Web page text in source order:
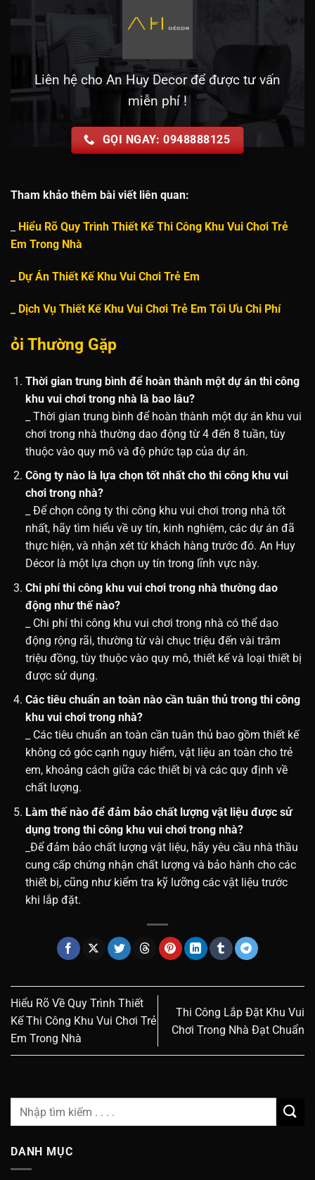
Liên hệ cho An Huy Decor để được tư vấn
miễn phí !
GỌI NGAY: 0948888125
Tham khảo thêm bài viết liên quan:
Hiểu Rõ Quy Trình Thiết Kế Thi Công Khu Vui Chơi Trẻ
Em Trong Nhà
Dự Án Thiết Kế Khu Vui Chơi Trẻ Em
Dịch Vụ Thiết Kế Khu Vui Chơi Trẻ Em Tối Ưu Chi Phí
ỏi Thường Gặp
Thời gian trung bình để hoàn thành một dự án thi công
khu vui chơi trong nhà là bao lâu?
_ Thời gian trung bình để hoàn thành một dự án khu vui
chơi trong nhà thường dao động từ 4 đến 8 tuần, tùy
thuộc vào quy mô và độ phức tạp của dự án.
Công ty nào là lựa chọn tốt nhất cho thi công khu vui
chơi trong nhà?
_ Để chọn công ty thi công khu vui chơi trong nhà tốt
nhất, hãy tìm hiểu về uy tín, kinh nghiệm, các dự án đã
thực hiện, và nhận xét từ khách hàng trước đó. An Huy
Décor là một lựa chọn uy tín trong lĩnh vực này.
Chi phí thi công khu vui chơi trong nhà thường dao
động như thế nào?
_ Chi phí thi công khu vui chơi trong nhà có thể dao
động rộng rãi, thường từ vài chục triệu đến vài trăm
triệu đồng, tùy thuộc vào quy mô, thiết kế và loại thiết bị
được sử dụng.
Các tiêu chuẩn an toàn nào cần tuân thủ trong thi công
khu vui chơi trong nhà?
_ Các tiêu chuẩn an toàn cần tuân thủ bao gồm thiết kế
không có góc cạnh nguy hiểm, vật liệu an toàn cho trẻ
em, khoảng cách giữa các thiết bị và các quy định về
chất lượng.
Làm thế nào để đảm bảo chất lượng vật liệu được sử
dụng trong thi công khu vui chơi trong nhà?
_Để đảm bảo chất lượng vật liệu, hãy yêu cầu nhà thầu
cung cấp chứng nhận chất lượng và bảo hành cho các
thiết bị, cũng như kiểm tra kỹ lưỡng các vật liệu trước
khi lắp đặt.
Hiểu Rõ Về Quy Trình Thiết
Kế Thi Công Khu Vui Chơi Trẻ
Em Trong Nhà
Thi Công Lắp Đặt Khu Vui
Chơi Trong Nhà Đạt Chuẩn
DANH MỤC